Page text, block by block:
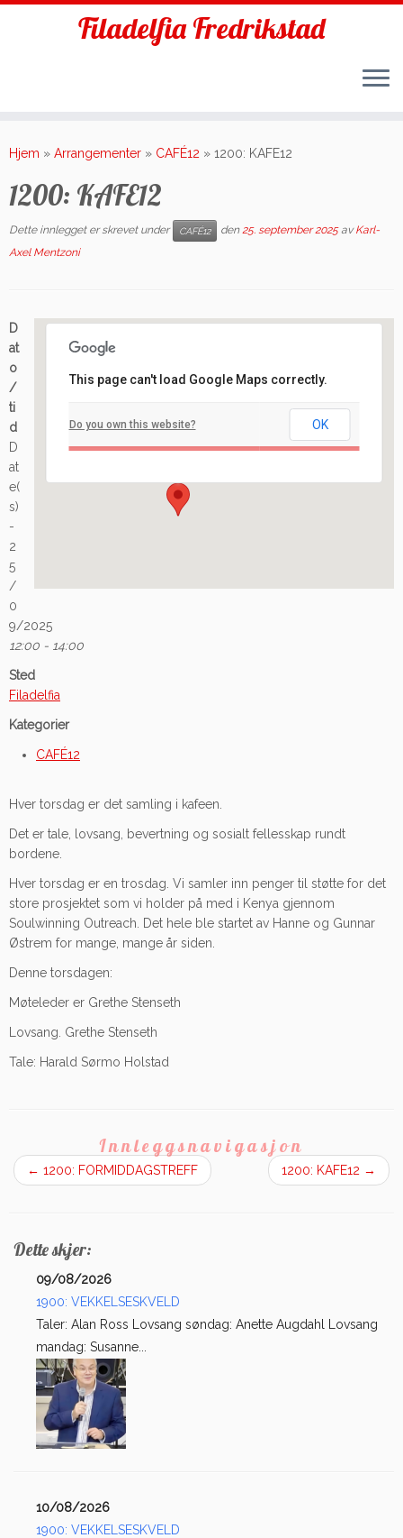
to
Filadelfia Fredrikstad
Hjem » Arrangementer » CAFÉ12 » 1200: KAFE12
1200: KAFE12
Dette innlegget er skrevet under CAFÉ12 den25. september 2025 avKarl-
Axel Mentzoni
Arrangement
This page can't load Google Maps correctly.
Do you own this website? OK
D
at
o
/
ti
d
D
at
e(
s)
-
2
5
/
0
9/2025
12:00 - 14:00
Sted
Filadelfia
Kategorier
CAFÉ12
Hver torsdag er det samling i kafeen.
Det er tale, lovsang, bevertning og sosialt fellesskap rundt
bordene.
Hver torsdag er en trosdag. Vi samler inn penger til støtte for det
store prosjektet som vi holder på med i Kenya gjennom
Soulwinning Outreach. Det hele ble startet av Hanne og Gunnar
Østrem for mange, mange år siden.
Denne torsdagen:
Møteleder er Grethe Stenseth
Lovsang. Grethe Stenseth
Tale: Harald Sørmo Holstad
Innleggsnavigasjon
← 1200: FORMIDDAGSTREFF 1200: KAFE12 →
Dette skjer:
09/08/2026
1900: VEKKELSESKVELD
Taler: Alan Ross Lovsang søndag: Anette Augdahl Lovsang
mandag: Susanne...
10/08/2026
1900: VEKKELSESKVELD